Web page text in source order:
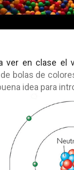
ver en clase el
bolas de
idea para